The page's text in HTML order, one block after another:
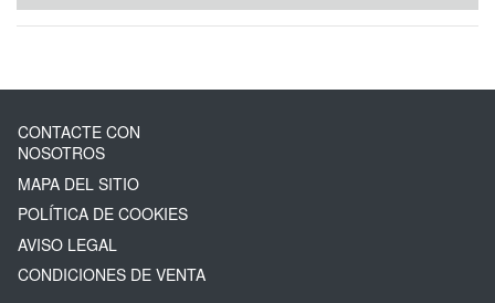
CONTACTE CON
NOSOTROS
MAPA DEL SITIO
POLÍTICA DE COOKIES
AVISO LEGAL
CONDICIONES DE VENTA